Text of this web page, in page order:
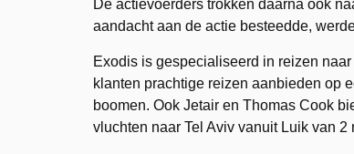
De actievoerders trokken daarna ook
aandacht aan de actie besteedde,
Exodis is gespecialiseerd in reizen
klanten prachtige reizen aanbieden op
boomen. Ook Jetair en Thomas Cook
vluchten naar Tel Aviv vanuit Luik van